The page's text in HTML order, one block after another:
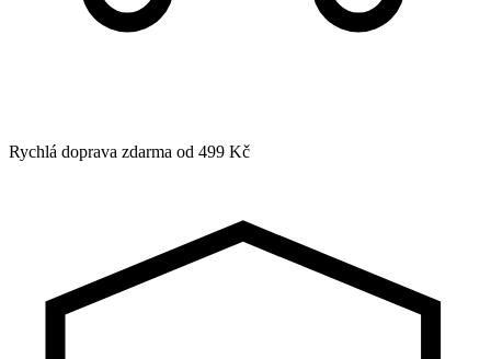
Rychlá doprava zdarma od 499 Kč